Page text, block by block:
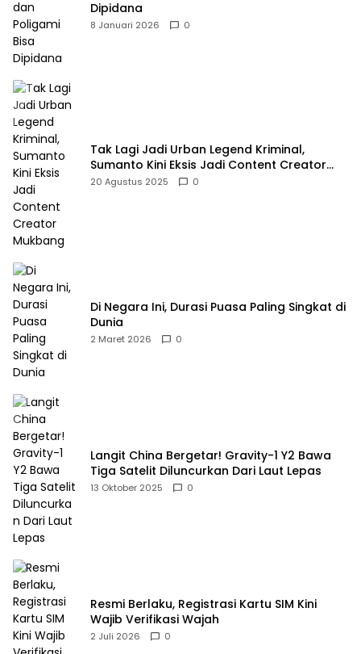
Dipidana
8 Januari 2026 0
Tak Lagi Jadi Urban Legend Kriminal,
Sumanto Kini Eksis Jadi Content Creator
Mukbang
20 Agustus 2025 0
Di Negara Ini, Durasi Puasa Paling Singkat di
Dunia
2 Maret 2026 0
Langit China Bergetar! Gravity-1 Y2 Bawa
Tiga Satelit Diluncurkan Dari Laut Lepas
13 Oktober 2025 0
Resmi Berlaku, Registrasi Kartu SIM Kini
Wajib Verifikasi Wajah
2 Juli 2026 0